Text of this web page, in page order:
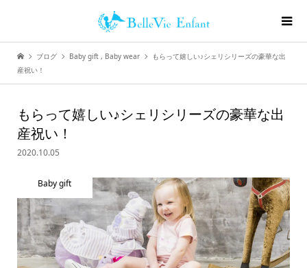
ブログ Baby gift , Baby wear
もらって嬉しい♪シェリシリーズの豪華な出
産祝い！
もらって嬉しい♪シェリシリーズの豪華な出
産祝い！
2020.10.05
Baby gift